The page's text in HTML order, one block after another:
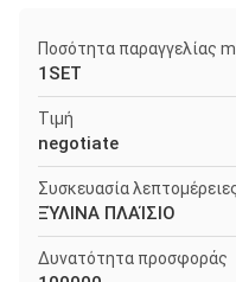
Ποσότητα παραγγελίας
1SET
Τιμή
negotiate
Συσκευασία
ΞΎΛΙΝΑ ΠΛΑΊΣΙΟ
Δυνατότητα προσφοράς